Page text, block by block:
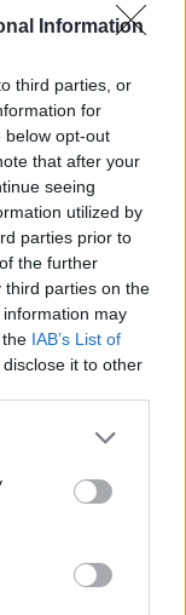
Information
third parties, or
for
below opt-out
that after your
seeing
utilized by
parties prior to
the further
third parties on the
information may
IAB’s List of
it to other
apie
ir Ž.